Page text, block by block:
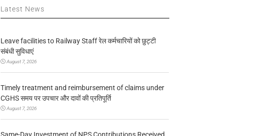
Latest News
Leave facilities to Railway Staff रेल कर्मचारियों को छुट्टी
संबंधी सुविधाएं
August 7, 2026
Timely treatment and reimbursement of claims under
CGHS समय पर उपचार और दावों की प्रतिपूर्ति
August 7, 2026
Same-Day Investment of NPS Contributions Received